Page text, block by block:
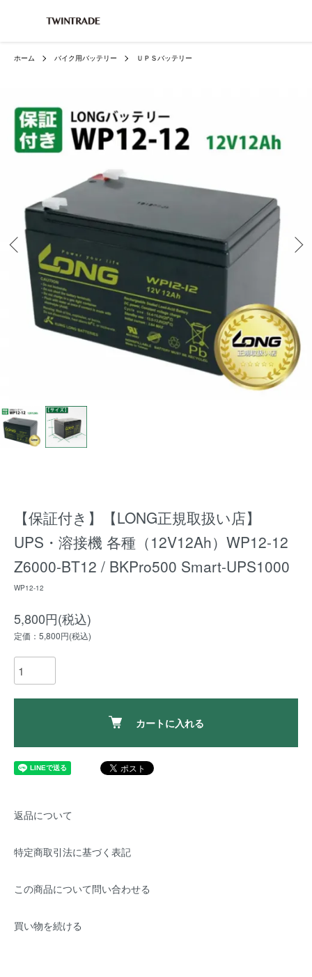
ホーム バイク用バッテリー ＵＰＳバッテリー
【保証付き】【LONG正規取扱い店】
UPS・溶接機 各種（12V12Ah）WP12-12
Z6000-BT12 / BKPro500 Smart-UPS1000
WP12-12
5,800円(税込)
定価：5,800円(税込)
カートに入れる
返品について
特定商取引法に基づく表記
この商品について問い合わせる
買い物を続ける